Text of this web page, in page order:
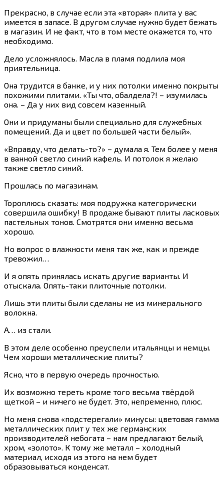
Прекрасно, в случае если эта «вторая» плита у вас
имеется в запасе. В другом случае нужно будет бежать
в магазин. И не факт, что в том месте окажется то, что
необходимо.
Дело усложнялось. Масла в пламя подлила моя
приятельница.
Она трудится в банке, и у них потолки именно покрыты
похожими плитами. «Ты что, обалдела?! – изумилась
она. – Да у них вид совсем казенный.
Они и придуманы были специально для служебных
помещений. Да и цвет по большей части белый».
«Вправду, что делать-то?» – думала я. Тем более у меня
в ванной светло синий кафель. И потолок я желаю
также светло синий.
Прошлась по магазинам.
Тороплюсь сказать: моя подружка категорически
совершила ошибку! В продаже бывают плиты ласковых
пастельных тонов. Смотрятся они именно весьма
хорошо.
Но вопрос о влажности меня так же, как и прежде
тревожил…
И я опять принялась искать другие варианты. И
отыскала. Опять-таки плиточные потолки.
Лишь эти плиты были сделаны не из минерального
волокна.
А… из стали.
В этом деле особенно преуспели итальянцы и немцы.
Чем хороши металлические плиты?
Ясно, что в первую очередь прочностью.
Их возможно тереть кроме того весьма твёрдой
щеткой – и ничего не будет. Это, непременно, плюс.
Но меня снова «подстерегали» минусы: цветовая гамма
металлических плит у тех же германских
производителей небогата – нам предлагают белый,
хром, «золото». К тому же металл – холодный
материал, исходя из этого на нем будет
образовываться конденсат.